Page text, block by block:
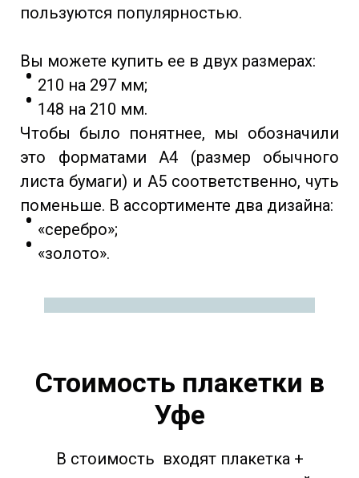
пользуются популярностью.
Вы можете купить ее в двух размерах:
210 на 297 мм;
148 на 210 мм.
Чтобы было понятнее, мы обозначили
это форматами А4 (размер обычного
листа бумаги) и А5 соответственно, чуть
поменьше. В ассортименте два дизайна:
«серебро»;
«золото».
Стоимость плакетки в
Уфе
В стоимость входят плакетка +